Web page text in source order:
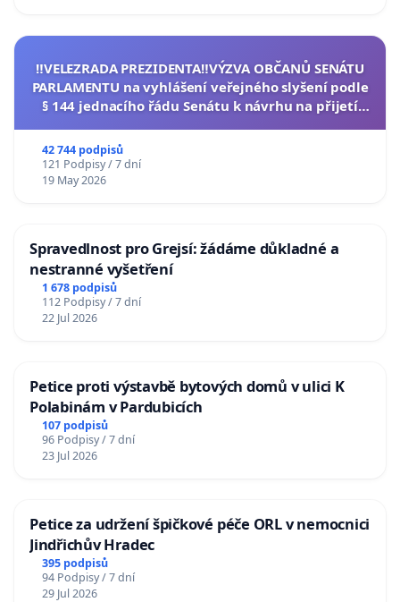
‼️VELEZRADA PREZIDENTA‼️VÝZVA OBČANŮ SENÁTU
PARLAMENTU na vyhlášení veřejného slyšení podle
§ 144 jednacího řádu Senátu k návrhu na přijetí
42 744 podpisů
121 Podpisy / 7 dní
19 May 2026
Spravedlnost pro Grejsí: žádáme důkladné a
nestranné vyšetření
1 678 podpisů
112 Podpisy / 7 dní
22 Jul 2026
Petice proti výstavbě bytových domů v ulici K
Polabinám v Pardubicích
107 podpisů
96 Podpisy / 7 dní
23 Jul 2026
Petice za udržení špičkové péče ORL v nemocnici
Jindřichův Hradec
395 podpisů
94 Podpisy / 7 dní
29 Jul 2026